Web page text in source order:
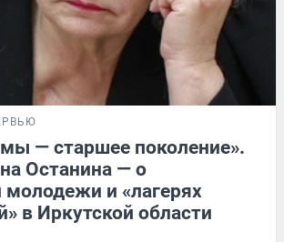
— старшее поколение».
Останина — о
молодежи и «лагерях
в Иркутской области